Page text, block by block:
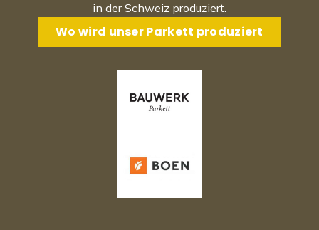
in der Schweiz produziert.
Wo wird unser Parkett produziert